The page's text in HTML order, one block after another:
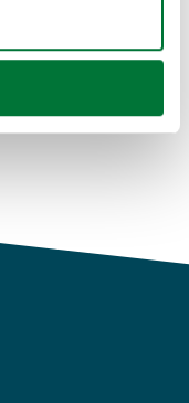
activamente
(huellas
se procesan sus
sitio web con
y análisis